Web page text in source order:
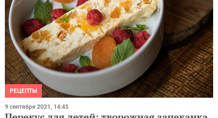
РЕЦЕПТЫ
9 сентября 2021, 14:45